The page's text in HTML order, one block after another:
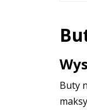
Buty